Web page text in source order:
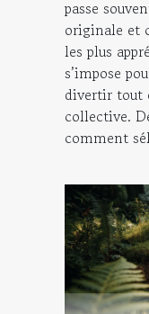
passe
originale et
les plus
s’impose
divertir tout
collective.
comment